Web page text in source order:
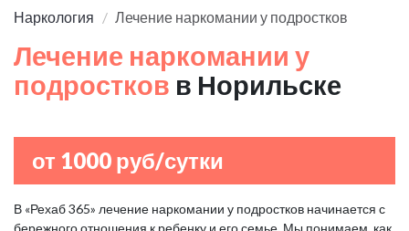
Наркология Лечение наркомании у подростков
Лечение наркомании у
подростков в Норильске
от 1000 руб/сутки
В «Рехаб 365» лечение наркомании у подростков начинается с
бережного отношения к ребенку и его семье. Мы понимаем, как